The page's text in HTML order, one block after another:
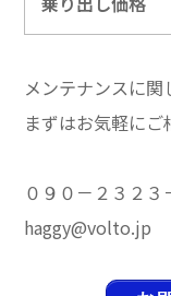
メンテナンスに関
まずはお気軽に
０９０－２３２
haggy@volto.jp